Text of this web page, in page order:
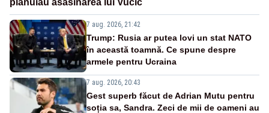
7 aug. 2026, 21:42
Trump: Rusia ar putea lovi un stat NATO
în această toamnă. Ce spune despre
armele pentru Ucraina
7 aug. 2026, 20:43
Gest superb făcut de Adrian Mutu pentru
soția sa, Sandra. Zeci de mii de oameni au